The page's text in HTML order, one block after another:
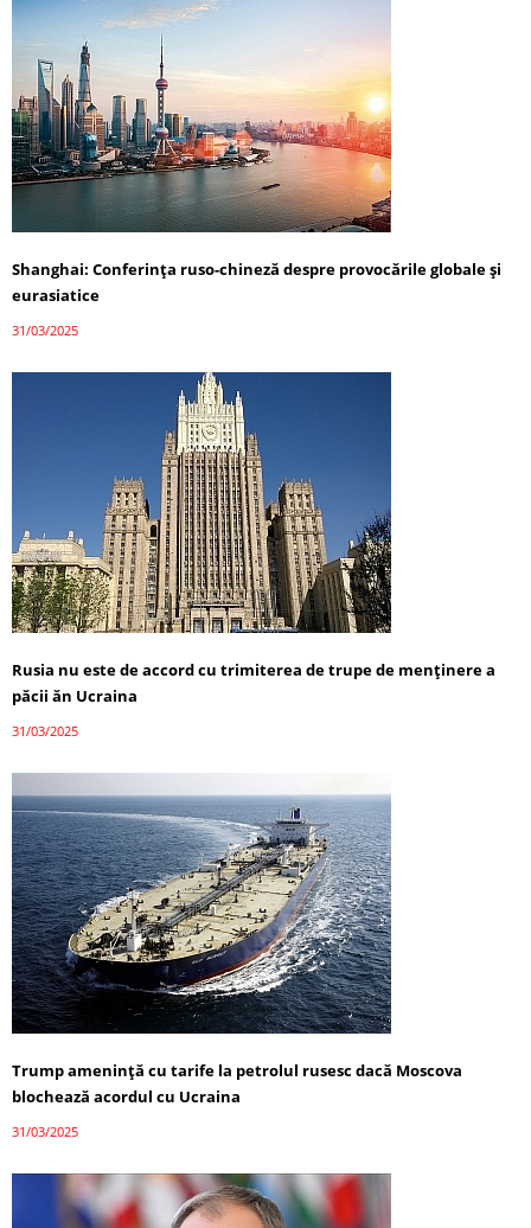
Shanghai: Conferința ruso-chineză despre provocările globale și
eurasiatice
31/03/2025
Rusia nu este de accord cu trimiterea de trupe de menținere a
păcii ăn Ucraina
31/03/2025
Trump amenință cu tarife la petrolul rusesc dacă Moscova
blochează acordul cu Ucraina
31/03/2025